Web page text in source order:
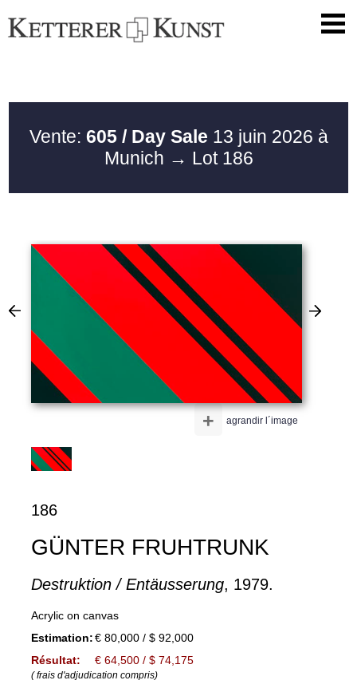
Vente: 605 / Day Sale 13 juin 2026 à
Munich → Lot 186
agrandir l´image
+
186
GÜNTER FRUHTRUNK
Destruktion / Entäusserung, 1979.
Acrylic on canvas
Estimation:€ 80,000 / $ 92,000
Résultat:
€ 64,500 / $ 74,175
( frais d'adjudication compris)